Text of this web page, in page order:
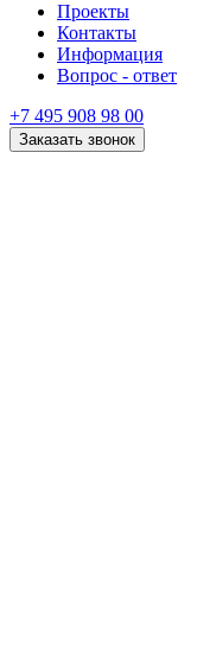
Проекты
Контакты
Информация
Вопрос - ответ
+7 495 908 98 00
Заказать звонок